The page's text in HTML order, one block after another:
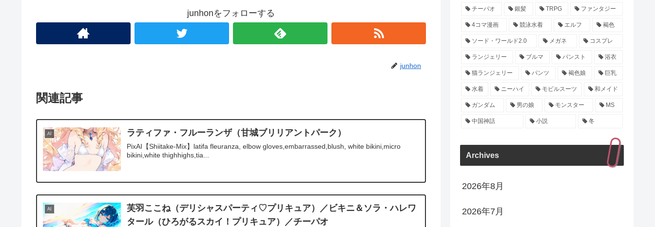
junhonをフォローする
junhon
関連記事
AI ラティファ・フルーランザ（甘城ブリリアントパーク）
PixAI【Shiitake-Mix】latifa fleuranza, elbow gloves,embarrassed,blush, white bikini,micro
bikini,white thighhighs,tia...
AI
芙羽ここね（デリシャスパーティ♡プリキュア）／ビキニ＆ソラ・ハレワ
タール（ひろがるスカイ！プリキュア）／チーパオ
チーパオ 銀髪 TRPG ファンタジー
4コマ漫画 競泳水着 エルフ 褐色
ソード・ワールド2.0 メガネ コスプレ
ランジェリー ブルマ パンスト 浴衣
猫ランジェリー パンツ 褐色娘 巨乳
水着 ニーハイ モビルスーツ 和メイド
ガンダム 男の娘 モンスター MS
中国神話 小説 冬
Archives
2026年8月
2026年7月